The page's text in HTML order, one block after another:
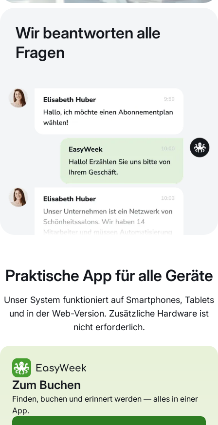
Wir beantworten alle
Fragen
Praktische App für alle Geräte
Unser System funktioniert auf Smartphones, Tablets
und in der Web-Version. Zusätzliche Hardware ist
nicht erforderlich.
Zum Buchen
Finden, buchen und erinnert werden — alles in einer
App.